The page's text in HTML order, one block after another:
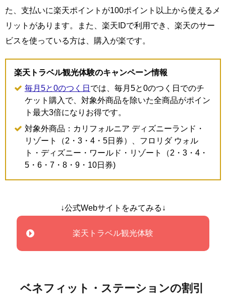
た、支払いに楽天ポイントが100ポイント以上から使えるメ
リットがあります。また、楽天IDで利用でき、楽天のサー
ビスを使っている方は、購入が楽です。
楽天トラベル観光体験のキャンペーン情報
毎月5と0のつく日 では、毎月5と0のつく日でのチ
ケット購入で、対象外商品を除いた全商品がポイン
ト最大3倍になりお得です。
対象外商品：カリフォルニア ディズニーランド・
リゾート（2・3・4・5日券）、フロリダ ウォル
ト・ディズニー・ワールド・リゾート（2・3・4・
5・6・7・8・9・10日券)
↓公式Webサイトをみてみる↓
楽天トラベル観光体験
ベネフィット・ステーションの割引